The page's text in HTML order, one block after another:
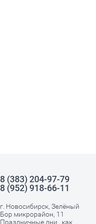
8 (383) 204-97-79
8 (952) 918-66-11
г. Новосибирск, Зелёный
Бор микрорайон, 11
Праздничные дни , как